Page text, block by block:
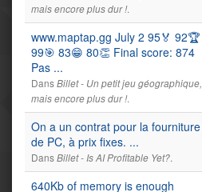
mais encore plus dur !.
www.maptap.gg July 2 95🏅 92🏆
99🎯 83😁 80👏 Final score: 874
Pas ...
DansBillet - Un petit jeu géographique,
mais encore plus dur !.
On a un contrat pour la fourniture
de PC, à prix fixes. ...
DansBillet - Is AI Profitable Yet?.
640Kb of memory is enough